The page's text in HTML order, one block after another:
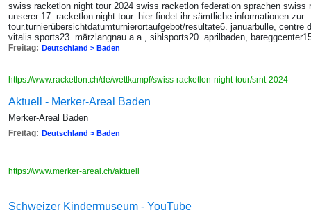
swiss racketlon night tour 2024 swiss racketlon federation sprachen
unserer 17. racketlon night tour. hier findet ihr sämtliche informationen zur
tour.turnierübersichtdatumturnierortaufgebot/resultate6. januarbulle, centre
vitalis sports23. märzlangnau a.a., sihlsports20. aprilbaden,
Freitag: Deutschland > Baden
https://www.racketlon.ch/de/wettkampf/swiss-racketlon-night-tour/srnt-2024
Aktuell - Merker-Areal Baden
Merker-Areal Baden
Freitag: Deutschland > Baden
https://www.merker-areal.ch/aktuell
Schweizer Kindermuseum - YouTube